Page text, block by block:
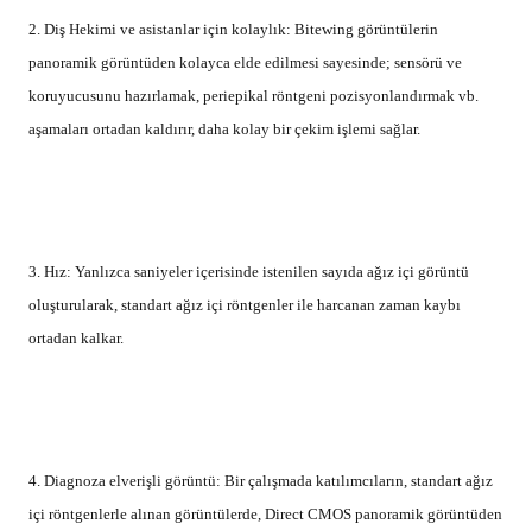
2. Diş Hekimi ve asistanlar için kolaylık: Bitewing görüntülerin
panoramik görüntüden kolayca elde edilmesi sayesinde; sensörü ve
koruyucusunu hazırlamak, periepikal röntgeni pozisyonlandırmak vb.
aşamaları ortadan kaldırır, daha kolay bir çekim işlemi sağlar.
3. Hız: Yanlızca saniyeler içerisinde istenilen sayıda ağız içi görüntü
oluşturularak, standart ağız içi röntgenler ile harcanan zaman kaybı
ortadan kalkar.
4. Diagnoza elverişli görüntü: Bir çalışmada katılımcıların, standart ağız
içi röntgenlerle alınan görüntülerde, Direct CMOS panoramik görüntüden